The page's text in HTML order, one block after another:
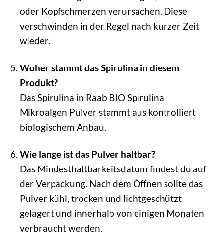
oder Kopfschmerzen verursachen. Diese
verschwinden in der Regel nach kurzer Zeit
wieder.
Woher stammt das Spirulina in diesem
Produkt?
Das Spirulina in Raab BIO Spirulina
Mikroalgen Pulver stammt aus kontrolliert
biologischem Anbau.
Wie lange ist das Pulver haltbar?
Das Mindesthaltbarkeitsdatum findest du auf
der Verpackung. Nach dem Öffnen sollte das
Pulver kühl, trocken und lichtgeschützt
gelagert und innerhalb von einigen Monaten
verbraucht werden.